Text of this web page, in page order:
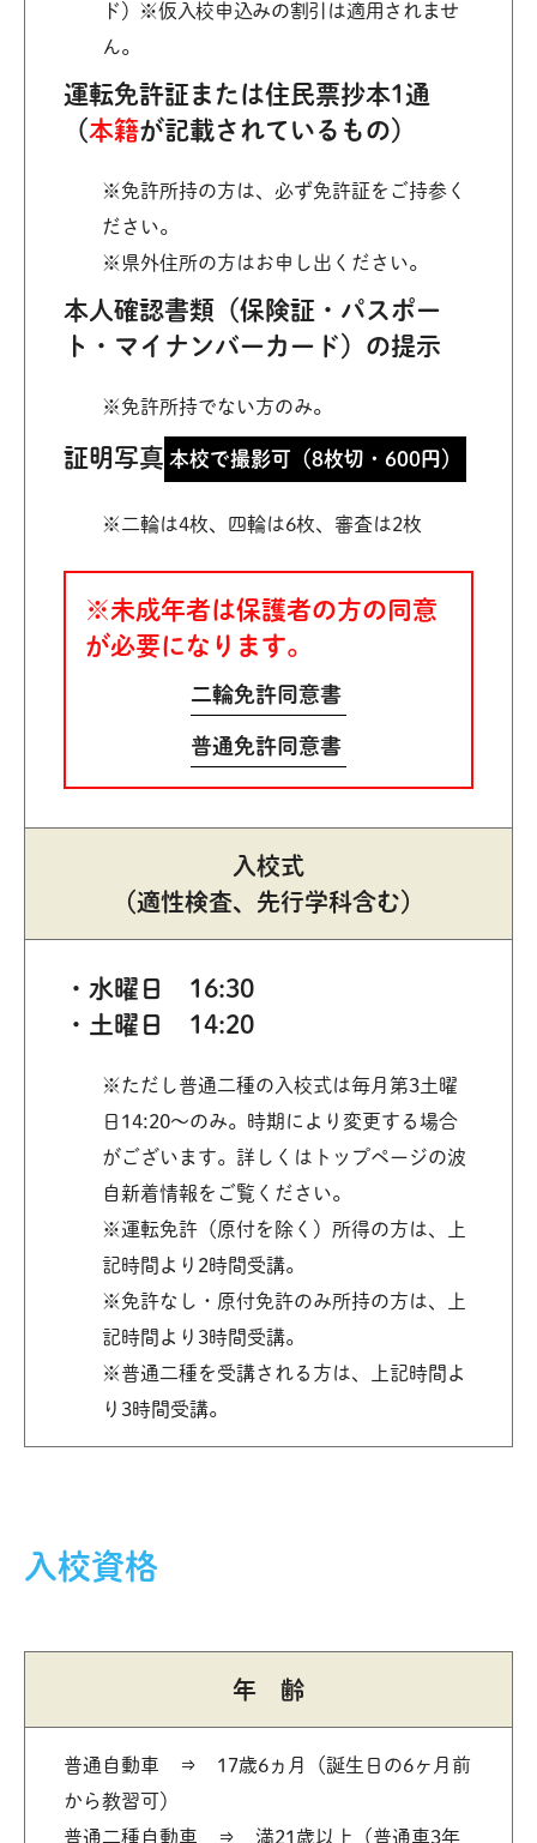
ド）※仮入校申込みの割引は適用されませ
ん。
運転免許証または住民票抄本1通
（本籍が記載されているもの）
※免許所持の方は、必ず免許証をご持参く
ださい。
※県外住所の方はお申し出ください。
本人確認書類（保険証・パスポー
ト・マイナンバーカード）の提示
※免許所持でない方のみ。
証明写真 本校で撮影可（8枚切・600円）
※二輪は4枚、四輪は6枚、審査は2枚
※未成年者は保護者の方の同意
が必要になります。
二輪免許同意書
普通免許同意書
入校式
（適性検査、 先行学科含む）
水曜日 16:30
土曜日 14:20
※ただし普通二種の入校式は毎月第3土曜
日14:20～のみ。時期により変更する場合
がございます。詳しくはトップページの波
自新着情報をご覧ください。
※運転免許（原付を除く）所得の方は、上
記時間より2時間受講。
※免許なし・原付免許のみ所持の方は、上
記時間より3時間受講。
※普通二種を受講される方は、上記時間よ
り3時間受講。
入校資格
年 齢
普通自動車 ⇒ 17歳6ヵ月（誕生日の6ヶ月前
から教習可）
普通二種自動車 ⇒ 満21歳以上（普通車3年